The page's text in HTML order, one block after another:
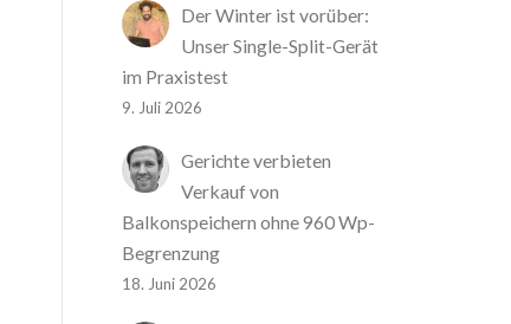
Der Winter ist vorüber:
Unser Single-Split-Gerät
im Praxistest
9. Juli 2026
Gerichte verbieten
Verkauf von
Balkonspeichern ohne 960 Wp-
Begrenzung
18. Juni 2026